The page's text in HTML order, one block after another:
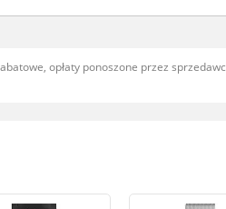
opłaty ponoszone przez